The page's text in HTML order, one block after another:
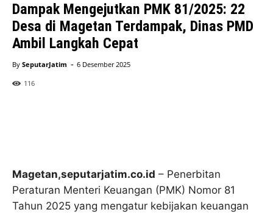
Dampak Mengejutkan PMK 81/2025: 22
Desa di Magetan Terdampak, Dinas PMD
Ambil Langkah Cepat
By SeputarJatim - 6 Desember 2025
116
Magetan,seputarjatim.co.id – Penerbitan
Peraturan Menteri Keuangan (PMK) Nomor 81
Tahun 2025 yang mengatur kebijakan keuangan